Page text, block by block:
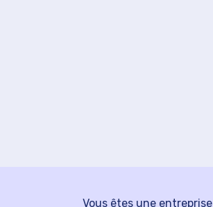
Vous êtes une entreprise